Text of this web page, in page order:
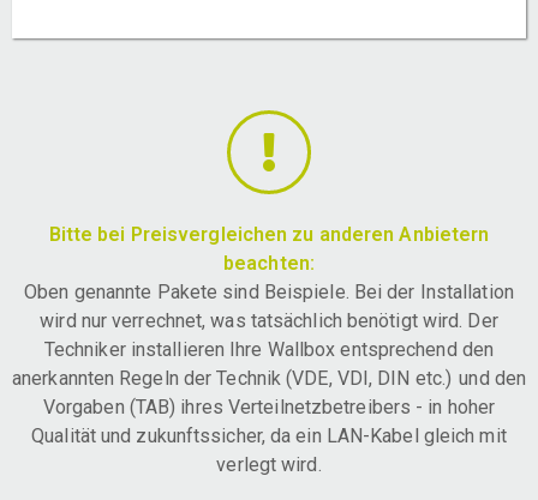
Bitte bei Preisvergleichen zu anderen Anbietern
beachten:
Oben genannte Pakete sind Beispiele. Bei der Installation
wird nur verrechnet, was tatsächlich benötigt wird. Der
Techniker installieren Ihre Wallbox entsprechend den
anerkannten Regeln der Technik (VDE, VDI, DIN etc.) und den
Vorgaben (TAB) ihres Verteilnetzbetreibers - in hoher
Qualität und zukunftssicher, da ein LAN-Kabel gleich mit
verlegt wird.